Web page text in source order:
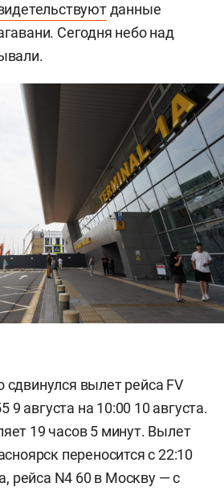
данные
Сегодня небо над
вылет рейса FV
9 августа на 10:00 10 августа.
19 часов 5 минут. Вылет
переносится с 22:10
рейса N4 60 в Москву — с